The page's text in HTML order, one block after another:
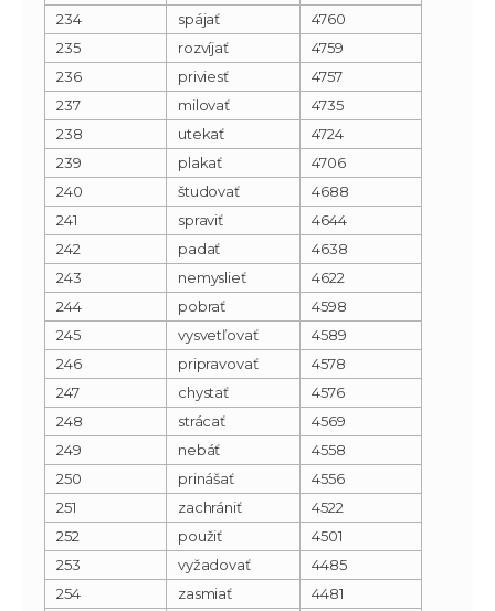
234
spájať
4760
235
rozvíjať
4759
236
priviesť
4757
237
milovať
4735
238
utekať
4724
239
plakať
4706
240
študovať
4688
241
spraviť
4644
242
padať
4638
243
nemyslieť
4622
244
pobrať
4598
245
vysvetľovať
4589
246
pripravovať
4578
247
chystať
4576
248
strácať
4569
249
nebáť
4558
250
prinášať
4556
251
zachrániť
4522
252
použiť
4501
253
vyžadovať
4485
254
zasmiať
4481